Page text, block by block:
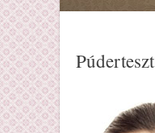
Púderteszt